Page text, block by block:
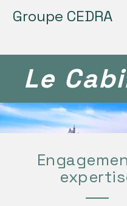
Groupe CEDRA
Le